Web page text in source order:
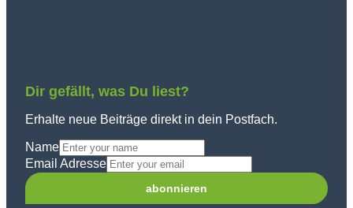
Dir gefällt, was Du liest?
Erhalte neue Beiträge direkt in dein Postfach.
Name
Email Adresse